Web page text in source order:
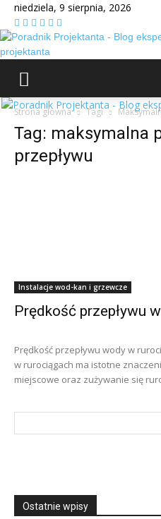
niedziela, 9 sierpnia, 2026
projektanta
Strona główna Tagi
Tag: maksymalna
przepływu
Instalacje wod-kan i grzewcze
Prędkość przepływu
Prędkość przepływu wody w
w rurociągach ma istotne
miejscowe oraz zużywanie się
Ostatnie wpisy